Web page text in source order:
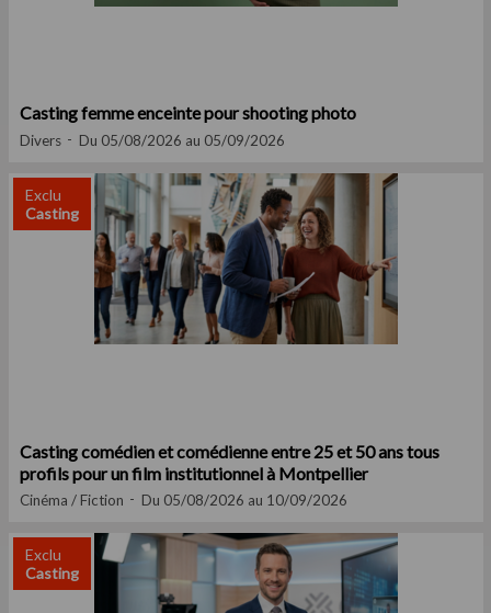
Casting femme enceinte pour shooting photo
Divers Du 05/08/2026 au 05/09/2026
Exclu
Casting
Casting comédien et comédienne entre 25 et 50 ans tous
profils pour un film institutionnel à Montpellier
Cinéma / Fiction Du 05/08/2026 au 10/09/2026
Exclu
Casting